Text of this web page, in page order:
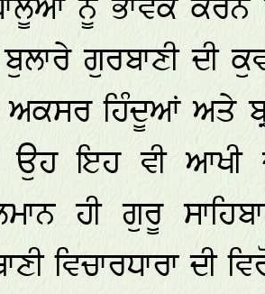
ਨੂੰ ਭਾਵਕ
ਗੁਰਬਾਣੀ ਦੀ
ਹਿੰਦੂਆਂ ਅਤੇ
ਉਹ ਇਹ ਵੀ ਆਖੀ
ਹੀ ਗੁਰੂ
ਵਿਚਾਰਧਾਰਾ ਦੀ